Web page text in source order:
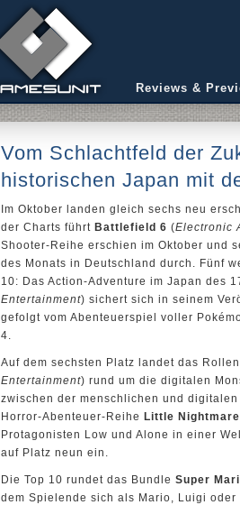
Reviews &
Vom Schlachtfeld der
historischen Japan mit
Im Oktober landen gleich sechs neu
der Charts führt Battlefield 6 (Electronic
Shooter-Reihe erschien im Oktober und
des Monats in Deutschland durch. Fünf
10: Das Action-Adventure im Japan des
Entertainment) sichert sich in seinem
gefolgt vom Abenteuerspiel voller
4.
Auf dem sechsten Platz landet das
Entertainment) rund um die digitalen
zwischen der menschlichen und
Horror-Abenteuer-Reihe Little
Protagonisten Low und Alone in einer
auf Platz neun ein.
Die Top 10 rundet das Bundle Super
dem Spielende sich als Mario, Luigi